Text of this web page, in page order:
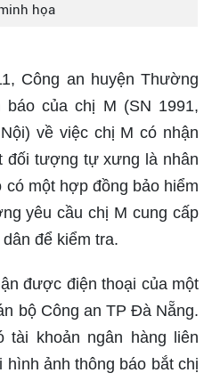
họa
Công an huyện Thường
của chị M (SN 1991,
về việc chị M có nhận
đối tượng tự xưng là nhân
một hợp đồng bảo hiểm
yêu cầu chị M cung cấp
để kiểm tra.
được điện thoại của một
bộ Công an TP Đà Nẵng.
khoản ngân hàng liên
ảnh thông báo bắt chị